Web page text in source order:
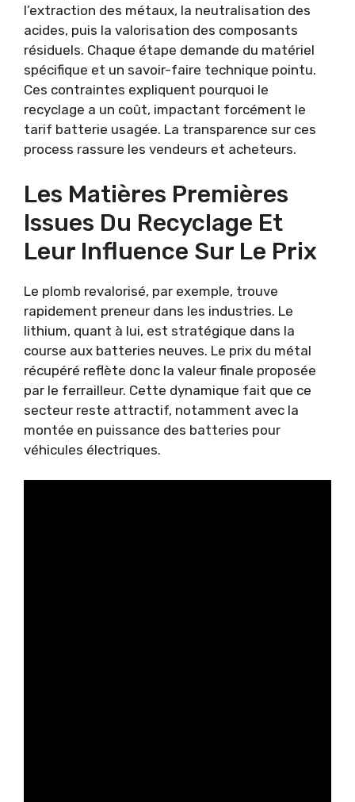
l’extraction des métaux, la neutralisation des
acides, puis la valorisation des composants
résiduels. Chaque étape demande du matériel
spécifique et un savoir-faire technique pointu.
Ces contraintes expliquent pourquoi le
recyclage a un coût, impactant forcément le
tarif batterie usagée. La transparence sur ces
process rassure les vendeurs et acheteurs.
Les Matières Premières
Issues Du Recyclage Et
Leur Influence Sur Le Prix
Le plomb revalorisé, par exemple, trouve
rapidement preneur dans les industries. Le
lithium, quant à lui, est stratégique dans la
course aux batteries neuves. Le prix du métal
récupéré reflète donc la valeur finale proposée
par le ferrailleur. Cette dynamique fait que ce
secteur reste attractif, notamment avec la
montée en puissance des batteries pour
véhicules électriques.